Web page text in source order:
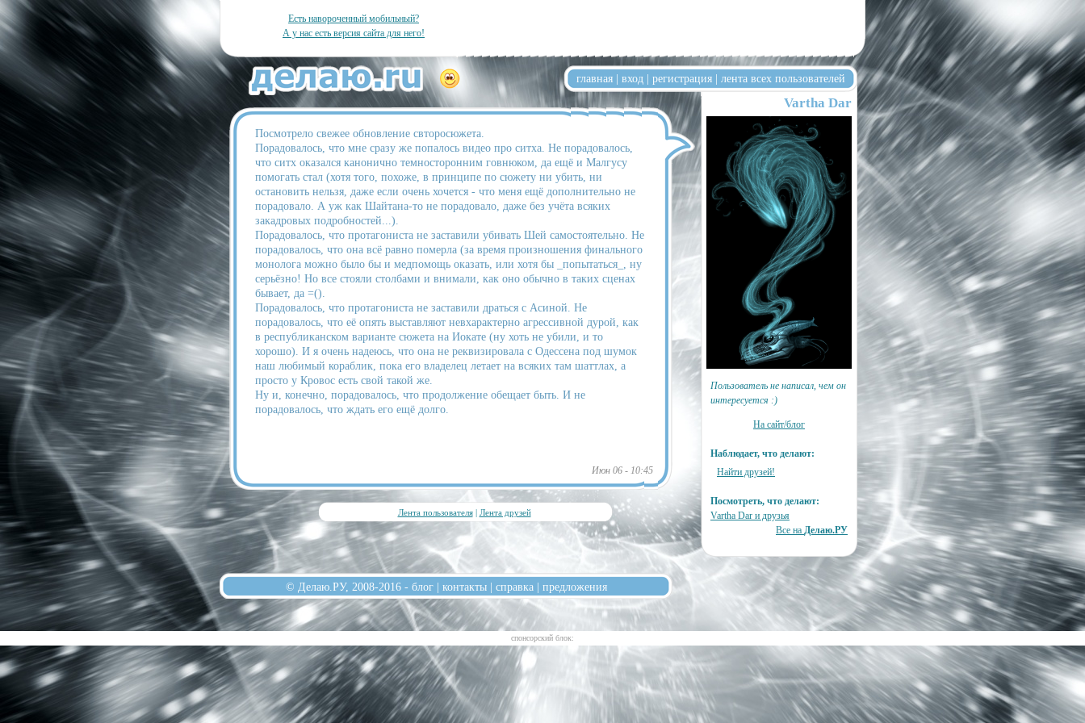
Есть навороченный мобильный?
А у нас есть версия сайта для него!
главная | вход | регистрация | лента всех пользователей
Посмотрело свежее обновление свторосюжета.
Порадовалось, что мне сразу же попалось видео про ситха. Не порадовалось,
что ситх оказался канонично темносторонним говнюком, да ещё и Малгусу
помогать стал (хотя того, похоже, в принципе по сюжету ни убить, ни
остановить нельзя, даже если очень хочется - что меня ещё дополнительно не
порадовало. А уж как Шайтана-то не порадовало, даже без учёта всяких
закадровых подробностей...).
Порадовалось, что протагониста не заставили убивать Шей самостоятельно. Не
порадовалось, что она всё равно померла (за время произношения финального
монолога можно было бы и медпомощь оказать, или хотя бы _попытаться_, ну
серьёзно! Но все стояли столбами и внимали, как оно обычно в таких сценах
бывает, да =().
Порадовалось, что протагониста не заставили драться с Асиной. Не
порадовалось, что её опять выставляют невхарактерно агрессивной дурой, как
в республиканском варианте сюжета на Иокате (ну хоть не убили, и то
хорошо). И я очень надеюсь, что она не реквизировала с Одессена под шумок
наш любимый кораблик, пока его владелец летает на всяких там шаттлах, а
просто у Кровос есть свой такой же.
Ну и, конечно, порадовалось, что продолжение обещает быть. И не
порадовалось, что ждать его ещё долго.
Июн 06 - 10:45
Лента пользователя| Лента друзей
Vartha Dar
Пользователь не написал, чем он
интересуется :)
На сайт/блог
Наблюдает, что делают:
Найти друзей!
Посмотреть, что делают:
Vartha Dar и друзья
Все на Делаю.РУ
© Делаю.РУ, 2008-2016 - блог | контакты | справка | предложения
cпонсорский блок: